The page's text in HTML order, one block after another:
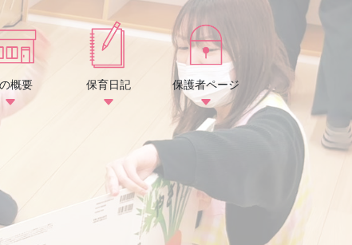
概要 保育日記 保護者ページ